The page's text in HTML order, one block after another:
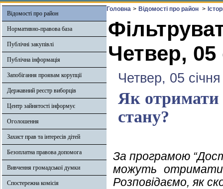
Відомості про район
Нормативно-правова база
Публічні закупівлі
Публічна інформація
Запобігання проявам корупції
Державний реєстр виборців
Центр зайнятості інформує
Оголошення
Захист прав та інтересів дітей
Безоплатна правова допомога
Вивчення громадської думки
Спостережна комісія
Головна > Відомості про район >
Четвер, 05
Четвер, 05
Як отримати
стану?
За програмою
можуть отримати
Розповідаємо, як